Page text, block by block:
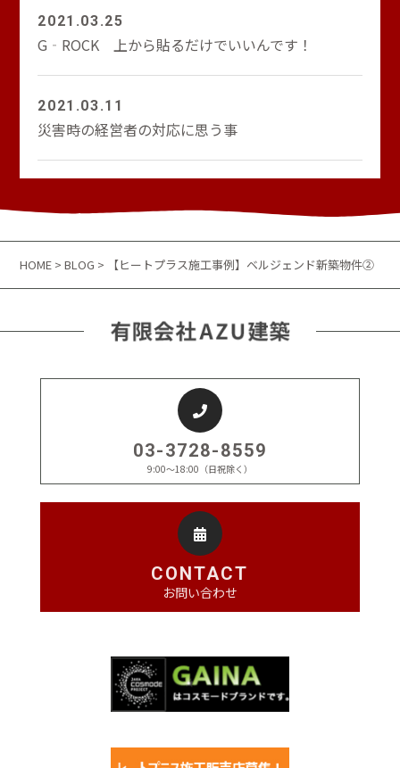
2021.03.25
G‐ROCK 上から貼るだけでいいんです！
2021.03.11
災害時の経営者の対応に思う事
HOME >BLOG > 【ヒートプラス施工事例】ベルジェンド新築物件②
03-3728-8559
9:00～18:00（日祝除く）
CONTACT
お問い合わせ